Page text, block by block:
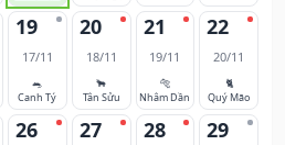
19
17/11
🐀
Canh Tý
20
18/11
🐂
Tân Sửu
21
19/11
🐅
Nhâm Dần
22
20/11
🐈
Quý Mão
26 27 28 29